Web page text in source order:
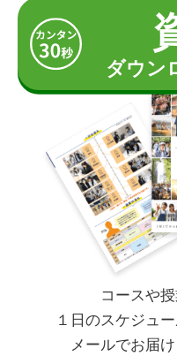
ダウン
コースや
１日のスケジュ
メールでお届